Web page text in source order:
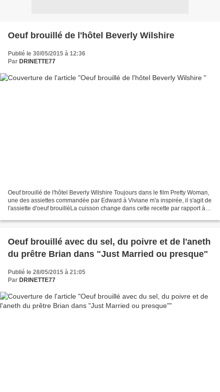
Oeuf brouillé de l'hôtel Beverly Wilshire
Publié le 30/05/2015 à 12:36
Par DRINETTE77
Oeuf brouillé de l'hôtel Beverly Wilshire Toujours dans le film Pretty Woman,
une des assiettes commandée par Edward à Viviane m'a inspirée, il s'agit de
l'assiette d'oeuf brouilléLa cuisson change dans cette recette par rapport à
Oeuf brouillé avec du sel, du poivre et de l'aneth
du prêtre Brian dans "Just Married ou presque"
Publié le 28/05/2015 à 21:05
Par DRINETTE77